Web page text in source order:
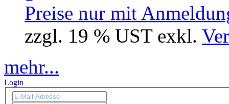
Preise nur mit
zzgl. 19 % UST exkl.
mehr...
Login